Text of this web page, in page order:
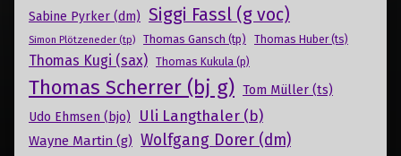
Sabine Pyrker (dm) Siggi Fassl (g voc)
Simon Plötzeneder (tp) Thomas Gansch (tp) Thomas Huber (ts)
Thomas Kugi (sax) Thomas Kukula (p)
Thomas Scherrer (bj g) Tom Müller (ts)
Udo Ehmsen (bjo)
Uli Langthaler (b)
Wayne Martin (g) Wolfgang Dorer (dm)